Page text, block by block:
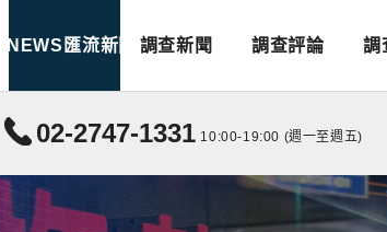
CNEWS匯流新聞 調查新聞 調查評論 調
02-2747-1331 10:00-19:00 (週一至週五)